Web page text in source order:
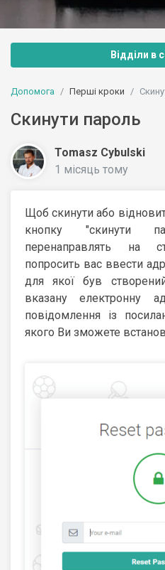
Відділи в
Допомога Перші кроки
Скинути пароль
Tomasz Cybulski
1 місяць тому
Щоб скинути або
кнопку "скинути
перенаправлять на
попросить вас ввести
для якої був
вказану електронну
повідомлення із
якого Ви зможете